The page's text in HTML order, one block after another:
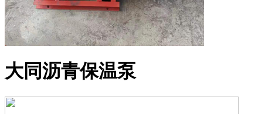
大同沥青保温泵